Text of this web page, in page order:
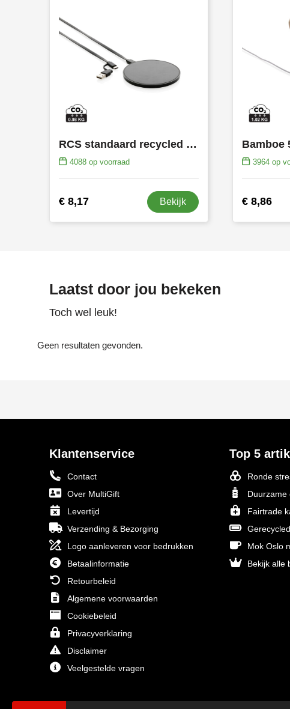
RCS standaard recycled plastic 10W draadloze lader
4088op voorraad
€ 8,17 Bekijk
3964op
€ 8,86
Laatst door jou bekeken
Toch wel leuk!
Geen resultaten gevonden.
Klantenservice
Contact
Over MultiGift
Levertijd
Verzending & Bezorging
Logo aanleveren voor bedrukken
Betaalinformatie
Retourbeleid
Algemene voorwaarden
Cookiebeleid
Privacyverklaring
Disclaimer
Veelgestelde vragen
Top 5
Ronde
Duurzame
Fairtrade
Mok Oslo
Bekijk alle